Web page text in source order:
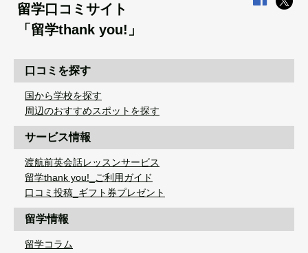
留学口コミサイト
「留学thank you!」
口コミを探す
国から学校を探す
周辺のおすすめスポットを探す
サービス情報
渡航前英会話レッスンサービス
留学thank you!_ご利用ガイド
口コミ投稿_ギフト券プレゼント
留学情報
留学コラム